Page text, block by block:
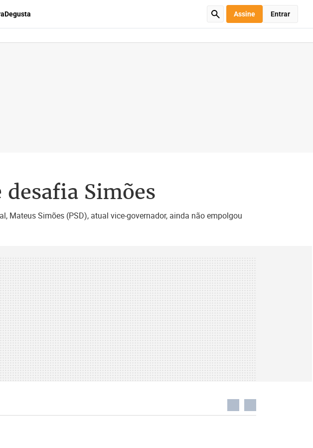
Degusta Assine Entrar
Simões
Simões (PSD), atual vice-governador, ainda não empolgou